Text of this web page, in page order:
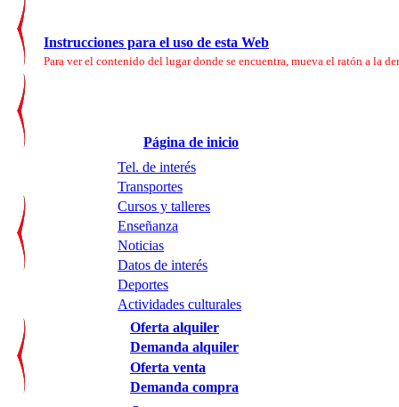
Instrucciones para el uso de esta Web
Para ver el contenido del lugar donde se encuentra, mueva el ratón a la
Página de inicio
Tel. de interés
Transportes
Cursos y talleres
Enseñanza
Noticias
Datos de interés
Deportes
Actividades culturales
Oferta alquiler
Demanda alquiler
Oferta venta
Demanda compra